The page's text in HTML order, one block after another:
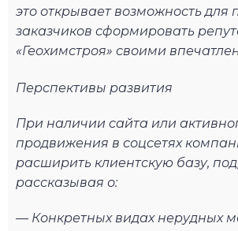
это открывает возможность для
заказчиков сформировать
«Геохимстроя» своими
Перспективы развития
При наличии сайта или
продвижения в соцсетях
расширить клиентскую базу,
рассказывая о:
— Конкретных видах нерудных